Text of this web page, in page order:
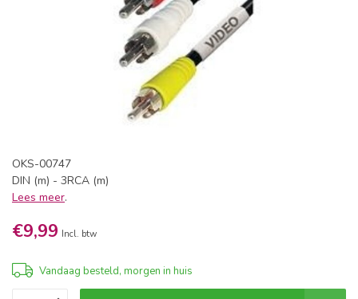
OKS-00747
DIN (m) - 3RCA (m)
Lees meer.
€9,99 Incl. btw
Vandaag besteld, morgen in huis